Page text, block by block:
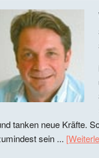
tanken neue Kräfte.
sein ...